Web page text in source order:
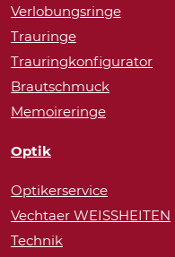
Verlobungsringe
Trauringe
Trauringkonfigurator
Brautschmuck
Memoireringe
Optik
Optikerservice
Vechtaer WEISSHEITEN
Technik